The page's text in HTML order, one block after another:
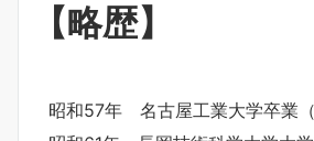
【略歴】
昭和57年 名古屋工業大学卒業（